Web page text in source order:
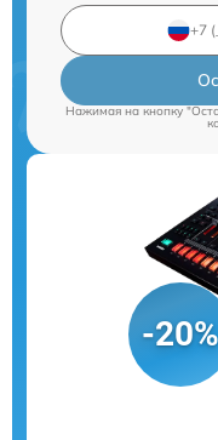
Нажимая на кнопку
-20%